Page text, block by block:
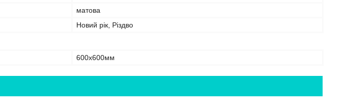
матова
Новий рік, Різдво
600х600мм